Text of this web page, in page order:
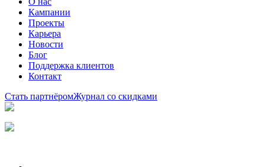
Кампании
Проекты
Карьера
Новости
Блог
Поддержка клиентов
Контакт
Стать партнёромЖурнал со скидками